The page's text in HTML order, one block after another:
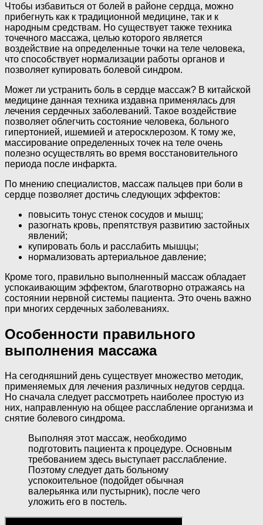
Чтобы избавиться от болей в районе сердца, можно
прибегнуть как к традиционной медицине, так и к
народным средствам. Но существует также техника
точечного массажа, целью которого является
воздействие на определенные точки на теле человека,
что способствует нормализации работы органов и
позволяет купировать болевой синдром.
Может ли устранить боль в сердце массаж? В китайской
медицине данная техника издавна применялась для
лечения сердечных заболеваний. Такое воздействие
позволяет облегчить состояние человека, больного
гипертонией, ишемией и атеросклерозом. К тому же,
массирование определенных точек на теле очень
полезно осуществлять во время восстановительного
периода после инфаркта.
По мнению специалистов, массаж пальцев при боли в
сердце позволяет достичь следующих эффектов:
повысить тонус стенок сосудов и мышц;
разогнать кровь, препятствуя развитию застойных
явлений;
купировать боль и расслабить мышцы;
нормализовать артериальное давление;
Кроме того, правильно выполненный массаж обладает
успокаивающим эффектом, благотворно отражаясь на
состоянии нервной системы пациента. Это очень важно
при многих сердечных заболеваниях.
Особенности правильного
выполнения массажа
На сегодняшний день существует множество методик,
применяемых для лечения различных недугов сердца.
Но сначала следует рассмотреть наиболее простую из
них, направленную на общее расслабление организма и
снятие болевого синдрома.
Выполняя этот массаж, необходимо
подготовить пациента к процедуре. Основным
требованием здесь выступает расслабление.
Поэтому следует дать больному
успокоительное (подойдет обычная
валерьянка или пустырник), после чего
уложить его в постель.